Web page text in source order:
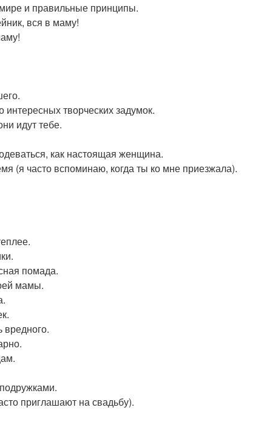
и правильные принципы.
вся в маму!
интересных творческих задумок.
идут тебе.
как настоящая женщина.
(я часто вспоминаю, когда ты ко мне приезжала).
помада.
мамы.
вредного.
приглашают на свадьбу).